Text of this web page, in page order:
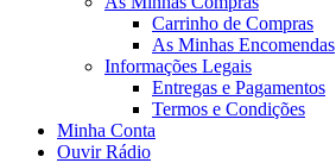
Carrinho de Compras
As Minhas Encomendas
Informações Legais
Entregas e Pagamentos
Termos e Condições
Minha Conta
Ouvir Rádio